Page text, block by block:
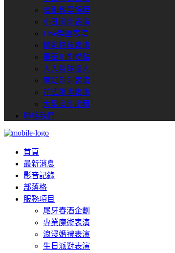
魔術教學課程
小丑魔術表演
Live樂團表演
精彩特技表演
豪華川劇變臉
人入氣球達人
魔幻泡泡表演
花式調酒表演
大型魔術出租
聯絡我們
首頁
最新消息
影音記錄
部落格
服務項目
尾牙春酒企劃
專業魔術表演
浪漫婚禮表演
生日派對表演